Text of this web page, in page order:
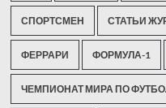
СПОРТСМЕН СТАТЬИ
ФЕРРАРИ ФОРМУЛА-1
ЧЕМПИОНАТ МИРА ПО